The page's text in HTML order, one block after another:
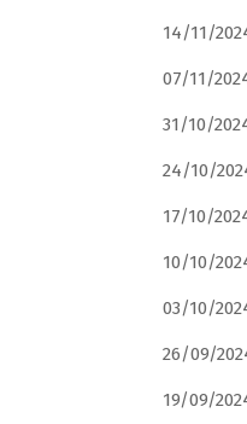
14/11/
07/11/
31/10/
24/10/
17/10/
10/10/
03/10/
26/09/
19/09/